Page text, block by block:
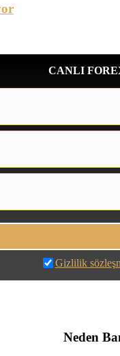
CANLI
Gizlilik
Neden